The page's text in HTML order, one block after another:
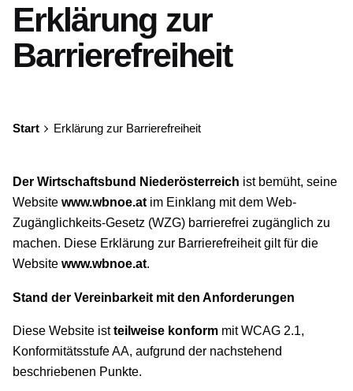
Erklärung zur
Barrierefreiheit
Start Erklärung zur Barrierefreiheit
Der Wirtschaftsbund Niederösterreich ist bemüht, seine
Website www.wbnoe.at im Einklang mit dem Web-
Zugänglichkeits-Gesetz (WZG) barrierefrei zugänglich zu
machen. Diese Erklärung zur Barrierefreiheit gilt für die
Website www.wbnoe.at.
Stand der Vereinbarkeit mit den Anforderungen
Diese Website istteilweise konform mit WCAG 2.1,
Konformitätsstufe AA, aufgrund der nachstehend
beschriebenen Punkte.